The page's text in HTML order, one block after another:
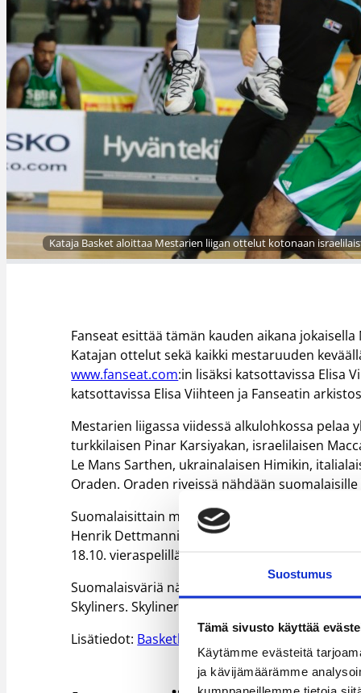
Suostumus
Tämä sivusto käyttää
Käytämme evästeitä
ja kävijämäärämme
Kataja Basket aloittaa Mestarien liigan ottelut kotonaan
Fanseat esittää tämän kauden aikana
Katajan ottelut sekä kaikki mestaruuden
www.fanseat.com:in lisäksi katsottavissa Elisa
katsottavissa Elisa Viihteen ja Fanseatin
Mestarien liigassa viidessä alkulohkossa pelaa
turkkilaisen Pinar Karsiyakan, israelilaisen
Le Mans Sarthen, ukrainalaisen Himikin,
Oraden. Oraden riveissä nähdään
Suomalaisittain mielenkiintoa Mestarien liigaan
Henrik Dettmannin sekä Lassi Tuovin
18.10. vieraspelillä liettualaista Juventus Utenaa
Suomalaisväriä nähdään myös A-lohkossa,
Skyliners. Skyliners kohtaa avauspelissään
Lisätiedot: Basketball Champions League